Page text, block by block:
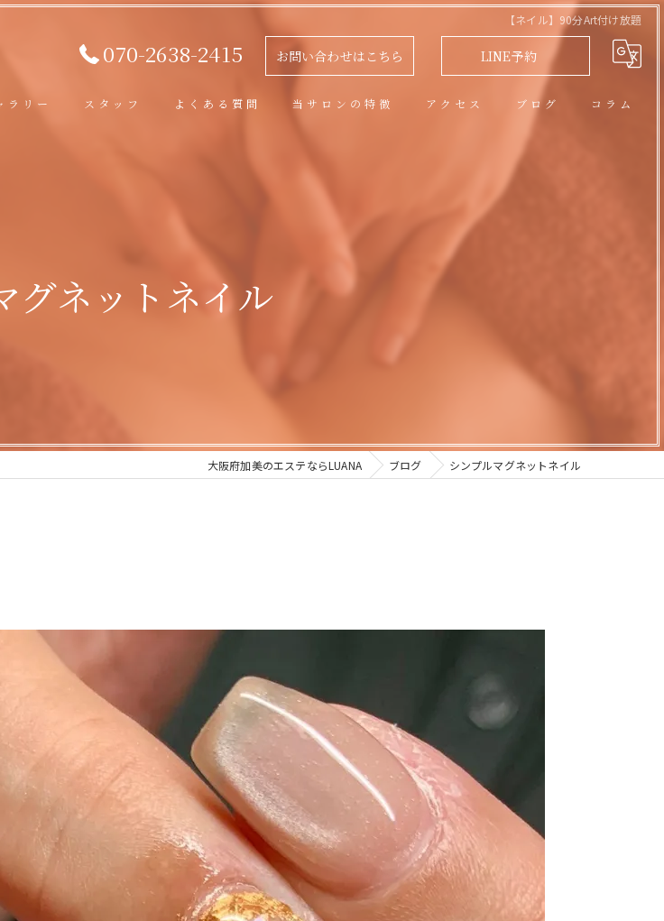
【ネイル】90分Art付け放題
070-2638-2415 お問い合わせはこちら LINE予約
ラリー スタッフ よくある質問 当サロンの特徴
フェイシャル
リラクゼーション
アクセス ブログ コラム
グネットネイル
大阪府加美のエステならLUANA ブログ シンプルマグネットネイル